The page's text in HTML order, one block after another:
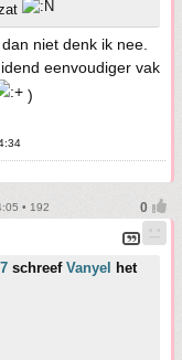
niet denk ik nee.
eenvoudiger vak
)
• 192
schreef Vanyel
het